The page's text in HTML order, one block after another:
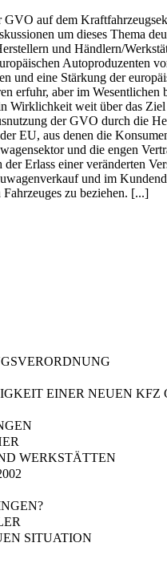
auf dem
um dieses Thema
und Händlern/
Autoproduzenten
und eine Stärkung der
erfuhr, aber im
Wirklichkeit weit über das
der GVO durch die
EU, aus denen die
und die engen
Erlass einer veränderten
und im
zu beziehen. [...]
EINER NEUEN KFZ
WERKSTÄTTEN
SITUATION